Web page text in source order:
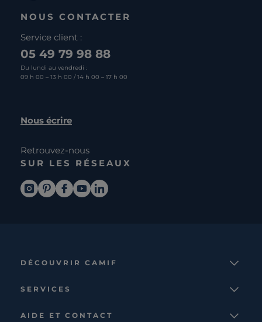
NOUS CONTACTER
Service client :
05 49 79 98 88
Du lundi au vendredi :
09 h 00 – 13 h 00 / 14 h 00 – 17 h 00
Nous écrire
Retrouvez-nous
SUR LES RÉSEAUX
DÉCOUVRIR CAMIF
Nos collections
SERVICES
AIDE ET CONTACT